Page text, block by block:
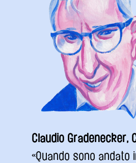
Claudio Gradenecker,
«Quando sono